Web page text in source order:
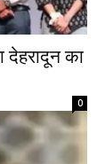
देहरादून का
0